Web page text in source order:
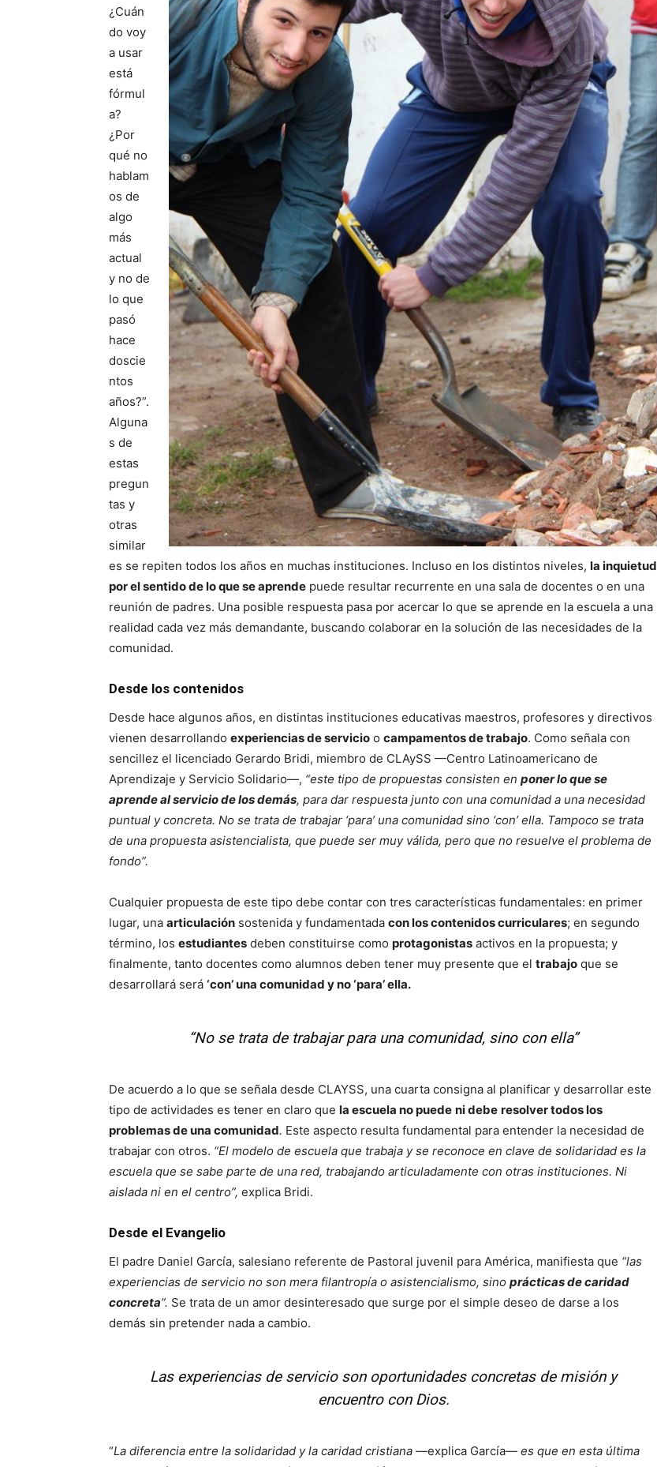
¿Cuán
do voy
a usar
está
fórmul
a?
¿Por
qué no
hablam
os de
algo
más
actual
y no de
lo que
pasó
hace
doscie
ntos
años?”.
Alguna
s de
estas
pregun
tas y
otras
similar
es se repiten todos los años en muchas instituciones. Incluso en los distintos niveles, la inquietud
por el sentido de lo que se aprende puede resultar recurrente en una sala de docentes o en una
reunión de padres. Una posible respuesta pasa por acercar lo que se aprende en la escuela a una
realidad cada vez más demandante, buscando colaborar en la solución de las necesidades de la
comunidad.
Desde los contenidos
Desde hace algunos años, en distintas instituciones educativas maestros, profesores y directivos
vienen desarrollando experiencias de servicio o campamentos de trabajo. Como señala con
sencillez el licenciado Gerardo Bridi, miembro de CLAySS —Centro Latinoamericano de
Aprendizaje y Servicio Solidario—, “este tipo de propuestas consisten en poner lo que se
aprende al servicio de los demás, para dar respuesta junto con una comunidad a una necesidad
puntual y concreta. No se trata de trabajar ‘para’ una comunidad sino ‘con’ ella. Tampoco se trata
de una propuesta asistencialista, que puede ser muy válida, pero que no resuelve el problema de
fondo”.
Cualquier propuesta de este tipo debe contar con tres características fundamentales: en primer
lugar, una articulación sostenida y fundamentada con los contenidos curriculares; en segundo
término, los estudiantes deben constituirse como protagonistas activos en la propuesta; y
finalmente, tanto docentes como alumnos deben tener muy presente que el trabajo que se
desarrollará será ‘con’ una comunidad y no ‘para’ ella.
“No se trata de trabajar para una comunidad, sino con ella”
De acuerdo a lo que se señala desde CLAYSS, una cuarta consigna al planificar y desarrollar este
tipo de actividades es tener en claro que la escuela no puede ni debe resolver todos los
problemas de una comunidad. Este aspecto resulta fundamental para entender la necesidad de
trabajar con otros. “El modelo de escuela que trabaja y se reconoce en clave de solidaridad es la
escuela que se sabe parte de una red, trabajando articuladamente con otras instituciones. Ni
aislada ni en el centro”, explica Bridi.
Desde el Evangelio
El padre Daniel García, salesiano referente de Pastoral juvenil para América, manifiesta que “las
experiencias de servicio no son mera filantropía o asistencialismo, sino prácticas de caridad
concreta”. Se trata de un amor desinteresado que surge por el simple deseo de darse a los
demás sin pretender nada a cambio.
Las experiencias de servicio son oportunidades concretas de misión y
encuentro con Dios.
“La diferencia entre la solidaridad y la caridad cristiana —explica García— es que en esta última